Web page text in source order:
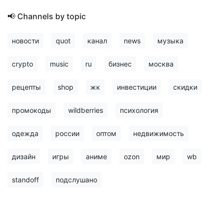
📢 Channels by topic
новости quot канал news музыка
crypto music ru бизнес москва
рецепты shop жк инвестиции скидки
промокоды wildberries психология
одежда россии оптом недвижимость
дизайн игры аниме ozon мир wb
standoff подслушано